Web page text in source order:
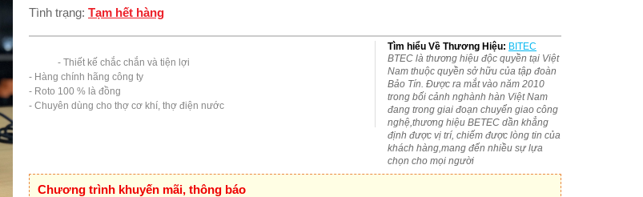
Tình trạng: Tạm hết hàng
- Hàng chính hãng công ty
- Roto 100 % là đồng
- Chuyên dùng cho thợ cơ khí, thợ điện nước
Tìm hiểu Về Thương Hiệu: BITEC
BTEC là thương hiệu độc quyền tại Việt
Nam thuộc quyền sở hữu của tập đoàn
Bảo Tín. Được ra mắt vào năm 2010
trong bối cảnh nghành hàn Việt Nam
đang trong giai đoạn chuyển giao công
nghệ,thương hiệu BETEC dần khẳng
định được vị trí, chiếm được lòng tin của
khách hàng,mang đến nhiều sự lựa
chọn cho mọi người
Chương trình khuyến mãi, thông báo